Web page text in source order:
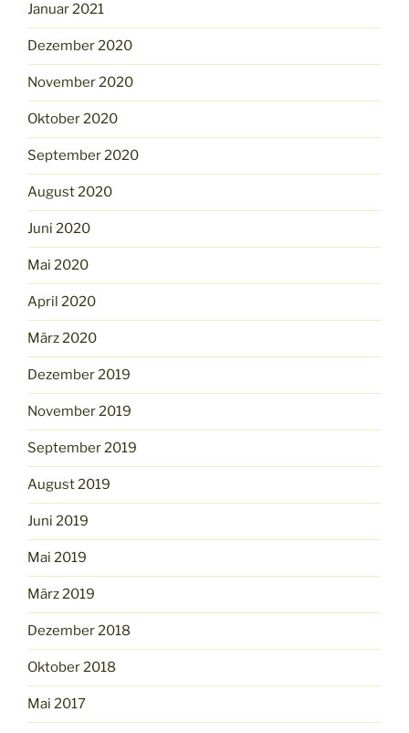
Januar 2021
Dezember 2020
November 2020
Oktober 2020
September 2020
August 2020
Juni 2020
Mai 2020
April 2020
März 2020
Dezember 2019
November 2019
September 2019
August 2019
Juni 2019
Mai 2019
März 2019
Dezember 2018
Oktober 2018
Mai 2017